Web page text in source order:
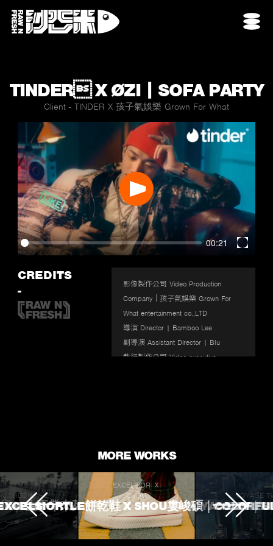
TINDER X ØZI｜SOFA PARTY
Client - TINDER X 孩子氣娛樂 Grown For What
00:21
Play
CREDITS
-
影像製作公司 Video Production
Company｜孩子氣娛樂 Grown For
What entertainment co.,LTD
導演 Director | Bamboo Lee
副導演 Assistant Director | Blu
執行製作公司 Video executive
MORE WORKS
J.SHEON
生不帶來死不帶走
EXCELSIOR Ｘ
SHOU
餅乾鞋 X SHOU婁峻碩｜
VOYAGE
VOYAGE TV｜